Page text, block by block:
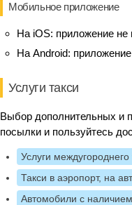
Мобильное приложение
На iOS: приложение не
На Android:
Услуги такси
Выбор дополнительных и
посылки и пользуйтесь
Услуги междугороднего
Такси в аэропорт, на
Автомобили с наличием